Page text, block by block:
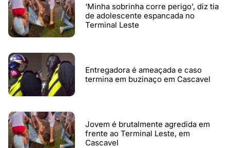
‘Minha sobrinha corre perigo', diz tia
de adolescente espancada no
Terminal Leste
Entregadora é ameaçada e caso
termina em buzinaço em Cascavel
Jovem é brutalmente agredida em
frente ao Terminal Leste, em
Cascavel